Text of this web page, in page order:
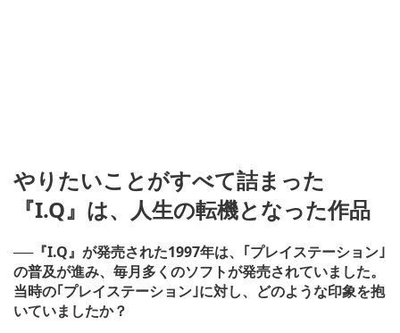
やりたいことがすべて詰まった
『I.Q』は、人生の転機となった作品
──『I.Q』が発売された1997年は、｢プレイステーション｣
の普及が進み、毎月多くのソフトが発売されていました。
当時の｢プレイステーション｣に対し、どのような印象を抱
いていましたか？